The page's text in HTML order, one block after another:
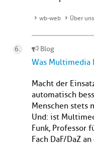
wb-web Über uns
Blog
Was Multimedia
Macht der
automatisch
Menschen stets
Und: ist
Funk, Professor
Fach DaF/DaZ